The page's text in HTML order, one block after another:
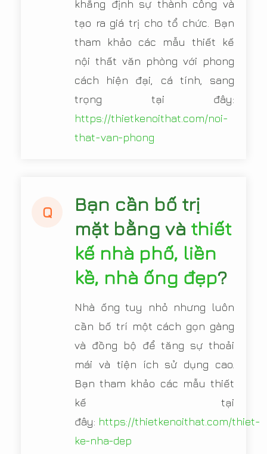
khẳng định sự thành công và
tạo ra giá trị cho tổ chức. Bạn
tham khảo các mẫu thiết kế
nội thất văn phòng với phong
cách hiện đại, cá tính, sang
trọng tại đây:
https://thietkenoithat.com/noi-
that-van-phong
Q
Bạn cần bố trị
mặt bằng và thiết
kế nhà phố, liền
kề, nhà ống đẹp?
Nhà ống tuy nhỏ nhưng luôn
cần bố trí một cách gọn gàng
và đồng bộ để tăng sự thoải
mái và tiện ích sử dụng cao.
Bạn tham khảo các mẫu thiết
kế tại
đây: https://thietkenoithat.com/thiet-
ke-nha-dep